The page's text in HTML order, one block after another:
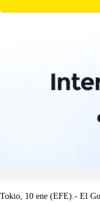
Tokio, 10 ene (EFE).- El